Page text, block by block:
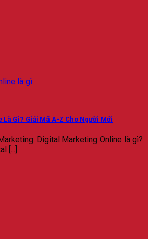
Gì? Giải Mã A-Z Cho Người Mới
Digital Marketing Online là gì?
[...]